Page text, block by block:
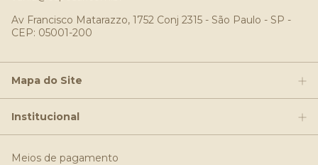
Av Francisco Matarazzo, 1752 Conj 2315 - São Paulo - SP -
CEP: 05001-200
Mapa do Site
Institucional
Meios de pagamento